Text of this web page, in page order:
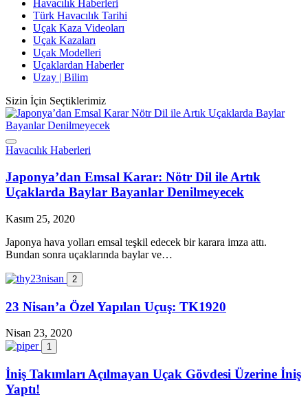
Havacılık Haberleri
Türk Havacılık Tarihi
Uçak Kaza Videoları
Uçak Kazaları
Uçak Modelleri
Uçaklardan Haberler
Uzay | Bilim
Sizin İçin Seçtiklerimiz
Havacılık Haberleri
Japonya’dan Emsal Karar: Nötr Dil ile Artık
Uçaklarda Baylar Bayanlar Denilmeyecek
Kasım 25, 2020
Japonya hava yolları emsal teşkil edecek bir karara imza attı.
Bundan sonra uçaklarında baylar ve…
2
23 Nisan’a Özel Yapılan Uçuş: TK1920
Nisan 23, 2020
1
İniş Takımları Açılmayan Uçak Gövdesi Üzerine İniş
Yaptı!